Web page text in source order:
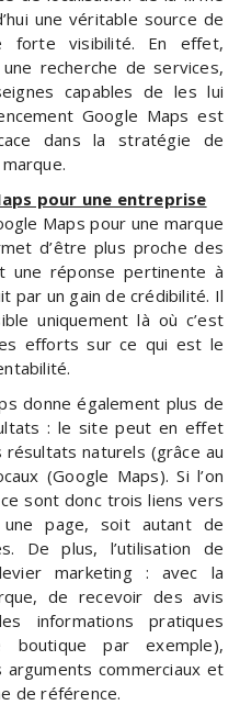
une véritable source de
forte visibilité. En effet,
recherche de services,
capables de les lui
Google Maps est
dans la stratégie de
pour une entreprise
Maps pour une marque
d’être plus proche des
une réponse pertinente à
par un gain de crédibilité. Il
uniquement là où c’est
efforts sur ce qui est le
donne également plus de
: le site peut en effet
naturels (grâce au
(Google Maps). Si l’on
sont donc trois liens vers
page, soit autant de
De plus, l’utilisation de
marketing : avec la
de recevoir des avis
informations pratiques
boutique par exemple),
commerciaux et
de référence.